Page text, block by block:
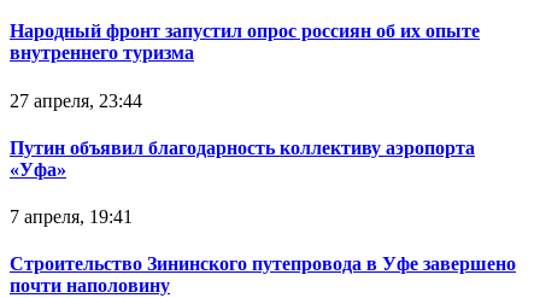
Народный фронт запустил опрос россиян об их опыте
внутреннего туризма
27 апреля, 23:44
Путин объявил благодарность коллективу аэропорта
«Уфа»
7 апреля, 19:41
Строительство Зининского путепровода в Уфе завершено
почти наполовину